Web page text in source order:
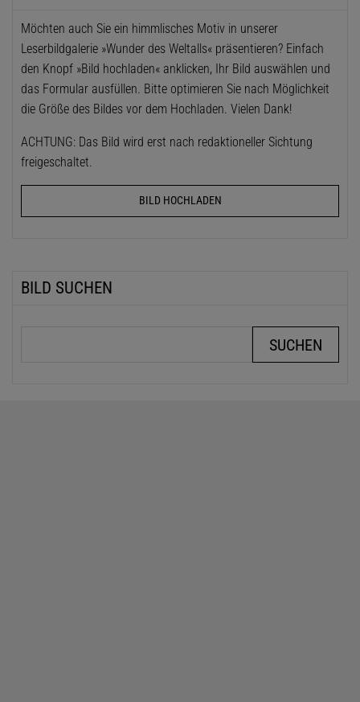
Möchten auch Sie ein himmlisches Motiv in unserer
Leserbildgalerie »Wunder des Weltalls« präsentieren? Einfach
den Knopf »Bild hochladen« anklicken, Ihr Bild auswählen und
das Formular ausfüllen. Bitte optimieren Sie nach Möglichkeit
die Größe des Bildes vor dem Hochladen. Vielen Dank!
ACHTUNG: Das Bild wird erst nach redaktioneller Sichtung
freigeschaltet.
BILD HOCHLADEN
BILD SUCHEN